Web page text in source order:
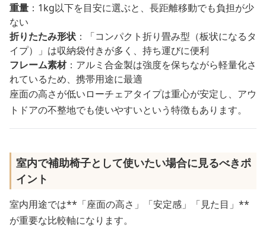
重量 ：1kg以下を目安に選ぶと、長距離移動でも負担が少
ない
折りたたみ形状 ：「コンパクト折り畳み型（板状になるタ
イプ）」は収納袋付きが多く、持ち運びに便利
フレーム素材：アルミ合金製は強度を保ちながら軽量化さ
れているため、携帯用途に最適
座面の高さが低いローチェアタイプは重心が安定し、アウ
トドアの不整地でも使いやすいという特徴もあります。
室内で補助椅子として使いたい場合に見るべきポ
イント
室内用途では**「座面の高さ」「安定感」「見た目」**
が重要な比較軸になります。